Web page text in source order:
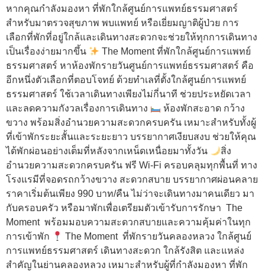
หากคุณกำลังมองหา ที่พักใกล้ศูนย์การแพทย์ธรรมศาสตร์
สำหรับมาตรวจสุขภาพ พบแพทย์ หรือเยี่ยมญาติผู้ป่วย การ
เลือกที่พักที่อยู่ใกล้และเดินทางสะดวกจะช่วยให้ทุกการเดินทาง
เป็นเรื่องง่ายมากขึ้น
The Moment ที่พักใกล้ศูนย์การแพทย์
ธรรมศาสตร์ หาห้องพักรายวันศูนย์การแพทย์ธรรมศาสตร์ คือ
อีกหนึ่งตัวเลือกที่ตอบโจทย์ ด้วยทำเลที่ตั้งใกล้ศูนย์การแพทย์
ธรรมศาสตร์ ใช้เวลาเดินทางเพียงไม่กี่นาที ช่วยประหยัดเวลา
และลดความกังวลเรื่องการเดินทาง
ห้องพักสะอาด กว้าง
ขวาง พร้อมสิ่งอำนวยความสะดวกครบครัน เหมาะสำหรับทั้งผู้
ที่เข้าพักระยะสั้นและระยะยาว บรรยากาศเงียบสงบ ช่วยให้คุณ
ได้พักผ่อนอย่างเต็มที่หลังจากเหน็ดเหนื่อยมาทั้งวัน
สิ่ง
อำนวยความสะดวกครบครัน ฟรี Wi-Fi ครอบคลุมทุกพื้นที่ ทาง
โรงแรมีที่จอดรถกว้างขวาง สะดวกสบาย บรรยากาศผ่อนคลาย
ราคาเริ่มต้นเพียง 990 บาท/คืน ไม่ว่าจะเดินทางมาคนเดียว มา
กับครอบครัว หรือมาพักเพื่อเตรียมตัวเข้ารับการรักษา The
Moment พร้อมมอบความสะดวกสบายและความคุ้มค่าในทุก
การเข้าพัก
The Moment ที่พักรายวันคลองหลวง ใกล้ศูนย์
การแพทย์ธรรมศาสตร์ เดินทางสะดวก ใกล้รังสิต และแหล่ง
สำคัญในย่านคลองหลวง เหมาะสำหรับผู้ที่กำลังมองหา ที่พัก